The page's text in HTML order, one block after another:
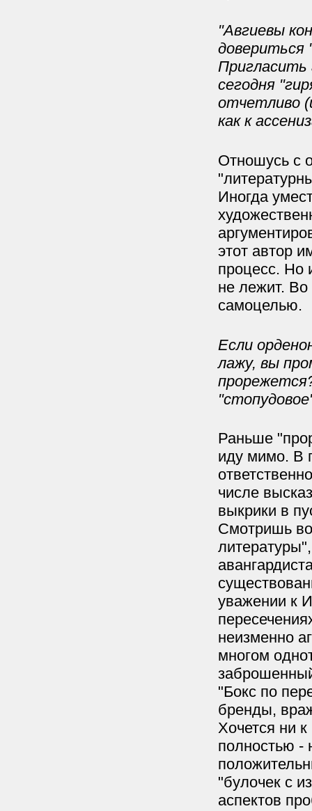
"Авгиевы
довериться
Пригласить
сегодня
отчетливо
как к
Отношусь с
Иногда
этот автор
процесс. Но
не лежит. Во
самоцелью.
Если
лажу, вы
Раньше
иду мимо. В
числе
выкрики в
Смотришь
уважении к
неизменно
многом
"Бокс по
бренды,
Хочется ни
полностью -
"булочек с
аспектов